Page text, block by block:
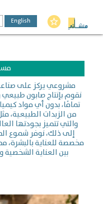
star_border
English
مشروعي يركز على
نقوم بإنتاج صابون
تمامًا، بدون أي مواد
من الزبدات الطبيعية،
والتي تتميز بجودتها
إلى ذلك، نوفر شموع
مخصصة للعناية بالبشرة،
بين العناية